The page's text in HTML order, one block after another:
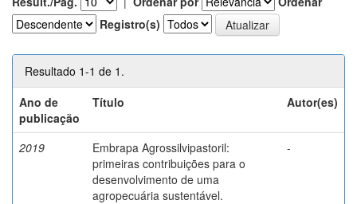
Registro(s)
Resultado 1-1 de 1.
Ano de
publicação
Título Autor(es)
2019
Embrapa Agrossilvipastoril:
primeiras contribuições para o
desenvolvimento de uma
agropecuária sustentável.
-